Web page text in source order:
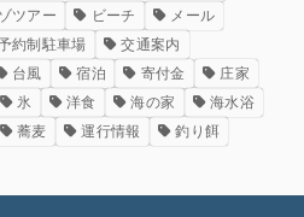
ツアー ビーチ
メール
約制駐車場
交通案内
台風 宿泊 寄付金
庄家
氷 洋食 海の家
海水浴
蕎麦 運行情報
釣り餌